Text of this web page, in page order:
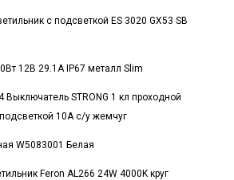
с подсветкой ES 3020 GX53 SB
12В 29.1А IP67 металл Slim
10А с/у жемчуг
W5083001 Белая
Feron AL266 24W 4000K круг